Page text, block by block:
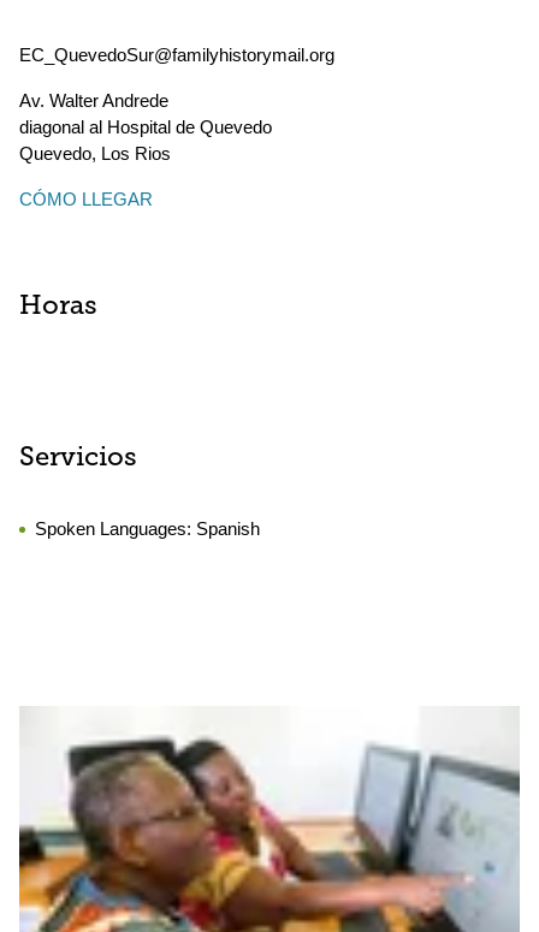
EC_QuevedoSur@familyhistorymail.org
Av. Walter Andrede
diagonal al Hospital de Quevedo
Quevedo, Los Rios
CÓMO LLEGAR
Horas
Servicios
Spoken Languages: Spanish